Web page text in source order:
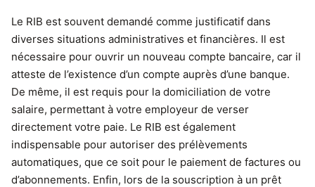
Le RIB est souvent demandé comme justificatif dans
diverses situations administratives et financières. Il est
nécessaire pour ouvrir un nouveau compte bancaire, car il
atteste de l’existence d’un compte auprès d’une banque.
De même, il est requis pour la domiciliation de votre
salaire, permettant à votre employeur de verser
directement votre paie. Le RIB est également
indispensable pour autoriser des prélèvements
automatiques, que ce soit pour le paiement de factures ou
d’abonnements. Enfin, lors de la souscription à un prêt